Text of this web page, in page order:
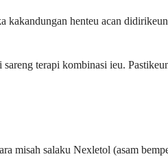
kakandungan henteu acan
terapi kombinasi ieu.
misah salaku Nexletol (asam